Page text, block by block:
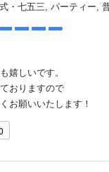
・七五三, パーティー,
嬉しいです。
おりますので
お願いいたします！